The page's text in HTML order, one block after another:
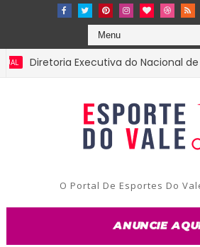
Diretoria Executiva do Nacional de
O Portal De Esportes Do